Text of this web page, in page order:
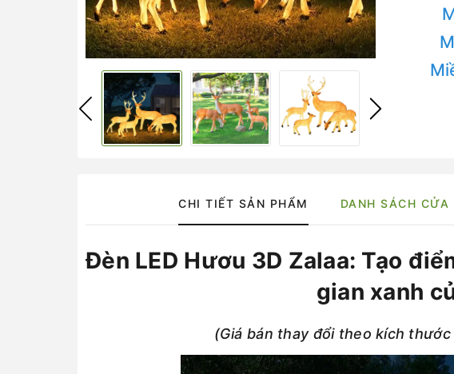
CHI TIẾT SẢN PHẨM DANH SÁCH CỬA
Đèn LED Hươu 3D Zalaa: Tạo
gian xanh
(Giá bán thay đổi theo kích